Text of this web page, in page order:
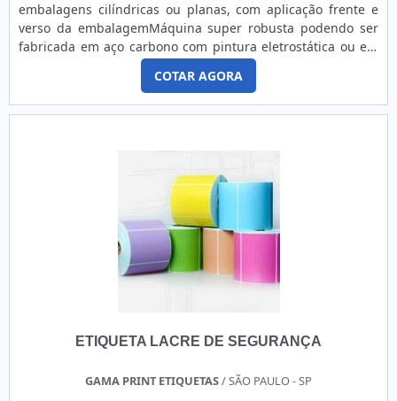
embalagens cilíndricas ou planas, com aplicação frente e
verso da embalagemMáquina super robusta podendo ser
fabricada em aço carbono com pintura eletrostática ou em
inoxCabeçotes aplicadores fabricados em alumínio
anodizado, equipados com motor de passo de alta
performance, sensores para detecção da embalagem e de
rótulos fotoelétricos de alta precisão, aceita rótulos de até
escovasEsteira transportadora com largura e comprimento
configurável de acordo com a necessidade do cliente, altura
ajustável de 800 a 1100mm, fornecida na versão com ajuste
de altura manual ou motorizada, com um simples toque na
IHM você sobe ou desce a esteiraOpcionais:Esteira superior,
utilizada para estabilizar a embalagem no momento da
aplicação do rótuloEsteira lateral envolvente para
farmacêutica, automotiva entre outrosProdução por horade
comprar rotuladora, descobrirá a melhor empresa que é
COTAR AGORA
ETIQUETA LACRE DE SEGURANÇA
GAMA PRINT ETIQUETAS/ SÃO PAULO - SP